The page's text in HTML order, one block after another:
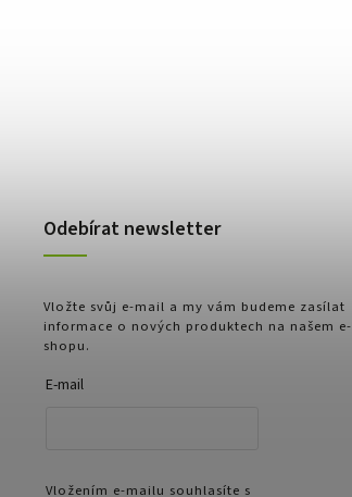
Odebírat newsletter
Vložte svůj e-mail a my vám budeme zasílat
informace o nových produktech na našem e-
shopu.
E-mail
Vložením e-mailu souhlasíte s